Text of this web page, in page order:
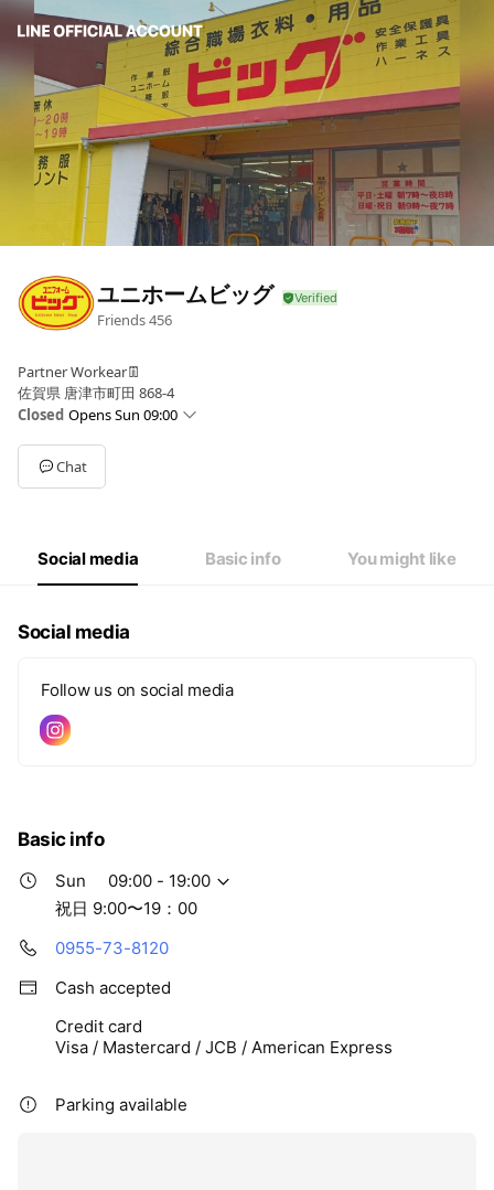
ユニホームビッグ
Friends456
Partner Workear👖
佐賀県 唐津市町田 868-4
Closed Opens Sun 09:00
Sun09:00 - 19:00
Mon07:00 - 20:00
Tue
07:00 - 20:00
Sat07:00 - 20:00
祝日 9:00〜19：00
Chat
Social media Basic info You might like
Social media
Follow us on social media
Basic info
Sun
09:00 - 19:00
祝日 9:00〜19：00
0955-73-8120
Cash accepted
Credit card
Visa / Mastercard / JCB / American Express
Parking available